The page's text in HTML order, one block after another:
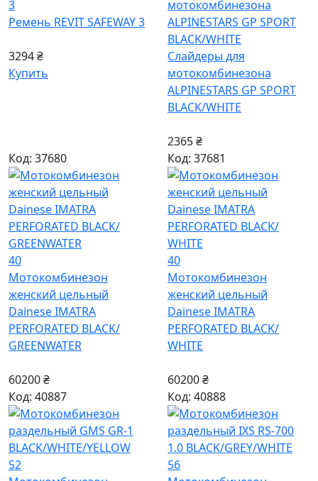
Ремень REVIT SAFEWAY 3
3294 ₴
Купить
Слайдеры для
мотокомбинезона
ALPINESTARS GP SPORT
BLACK/WHITE
2365 ₴
Код: 37680
40
Мотокомбинезон
женский цельный
Dainese IMATRA
PERFORATED BLACK/
GREENWATER
60200 ₴
Код: 37681
40
Мотокомбинезон
женский цельный
Dainese IMATRA
PERFORATED BLACK/
WHITE
60200 ₴
Код: 40887
52
Код: 40888
56